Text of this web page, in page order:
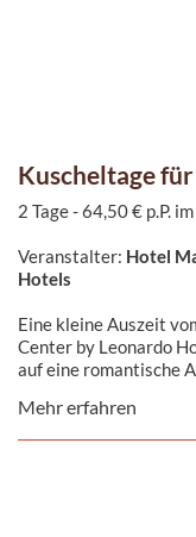
Kuscheltage
2 Tage - 64,50 € p.P.
Veranstalter: Hotel
Hotels
Eine kleine Auszeit
Center by Leonardo
auf eine romantische
Mehr erfahren